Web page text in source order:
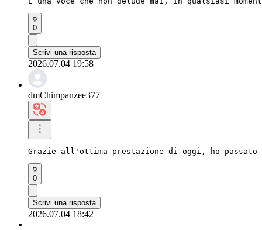
0
Scrivi una risposta
2026.07.04 19:58
dmChimpanzee377
Grazie all'ottima prestazione di oggi, ho passato
0
Scrivi una risposta
2026.07.04 18:42